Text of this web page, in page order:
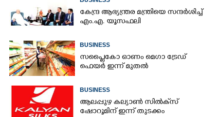
കേന്ദ്ര ആഭ്യന്ത്രര മന്ത്രിയെ സന്ദർശിച്ച്
എം.എ. യൂസഫലി
BUSINESS
സപ്ലൈകോ ഓണം മെഗാ ട്രേഡ്
ഫെയർ ഇന്ന് മുതൽ
BUSINESS
ആലപ്പുഴ കല്യാൺ സിൽക്‌സ്
ഷോറൂമിന് ഇന്ന് തുടക്കം